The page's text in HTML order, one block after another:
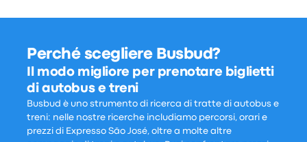
Perché scegliere Busbud?
Il modo migliore per prenotare biglietti
di autobus e treni
Busbud è uno strumento di ricerca di tratte di autobus e
treni: nelle nostre ricerche includiamo percorsi, orari e
prezzi di Expresso São José, oltre a molte altre